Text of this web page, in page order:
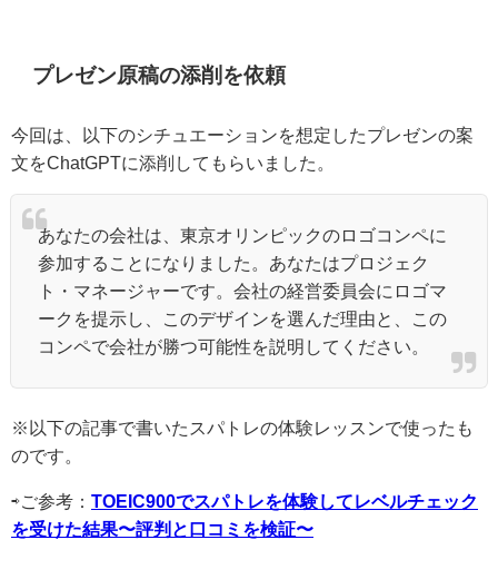
プレゼン原稿の添削を依頼
今回は、以下のシチュエーションを想定したプレゼンの案
文をChatGPTに添削してもらいました。
あなたの会社は、東京オリンピックのロゴコンペに
参加することになりました。あなたはプロジェク
ト・マネージャーです。会社の経営委員会にロゴマ
ークを提示し、このデザインを選んだ理由と、この
コンペで会社が勝つ可能性を説明してください。
※以下の記事で書いたスパトレの体験レッスンで使ったも
のです。
⇨ご参考： TOEIC900でスパトレを体験してレベルチェック
を受けた結果〜評判と口コミを検証〜